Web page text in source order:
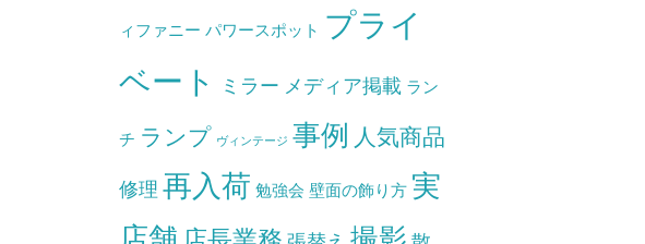
ィファニー パワースポット プライ
ベート
ミラー メディア掲載 ラン
チ ランプ ヴィンテージ 事例 人気商品
修理 再入荷 勉強会 壁面の飾り方 実